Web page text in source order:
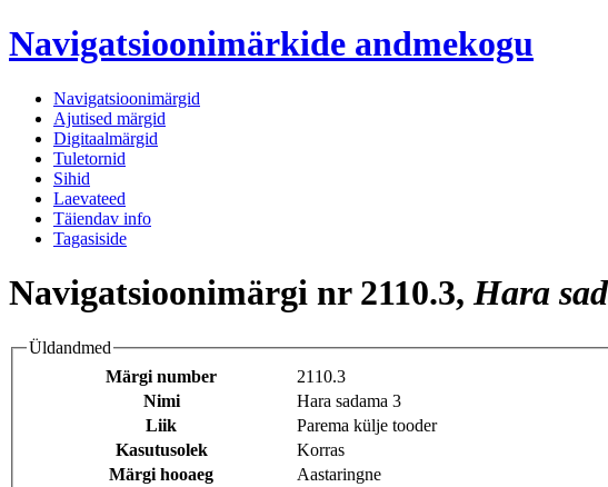
Navigatsioonimärkide andmekogu
Navigatsioonimärgid
Ajutised märgid
Digitaalmärgid
Tuletornid
Sihid
Laevateed
Täiendav info
Tagasiside
Navigatsioonimärgi nr 2110.3,Hara
Üldandmed
Märgi number
2110.3
Nimi
Hara sadama 3
Liik
Parema külje tooder
Kasutusolek
Korras
Märgi hooaeg
Aastaringne